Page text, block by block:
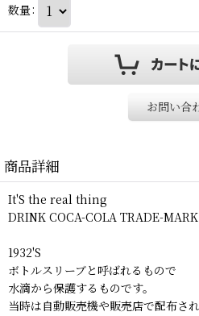
数量:
お問い合
商品詳細
It'S the real thing
DRINK COCA-COLA TRADE-
1932'S
ボトルスリーブと呼ばれるもので
水滴から保護するものです。
当時は自動販売機や販売店で配布され